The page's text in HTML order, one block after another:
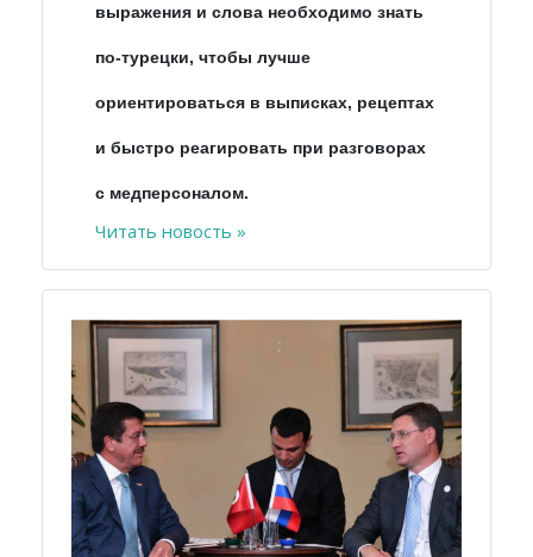
выражения и слова необходимо знать
по-турецки, чтобы лучше
ориентироваться в выписках, рецептах
и быстро реагировать при разговорах
с медперсоналом.
Читать новость »